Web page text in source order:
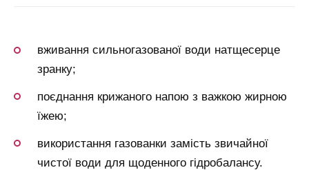
вживання сильногазованої води натщесерце
зранку;
поєднання крижаного напою з важкою жирною
їжею;
використання газованки замість звичайної
чистої води для щоденного гідробалансу.